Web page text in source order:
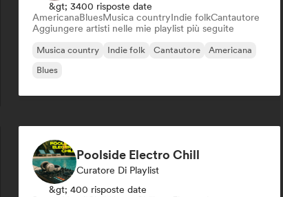
&gt; 3400 risposte date
AmericanaBluesMusica countryIndie folkCantautore
Aggiungere artisti nelle mie playlist più seguite
Musica country Indie folk Cantautore
Americana
Blues
Poolside Electro Chill
Curatore Di Playlist
&gt; 400 risposte date